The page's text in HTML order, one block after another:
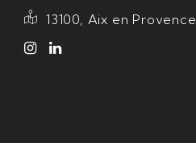
13100, Aix en Provence